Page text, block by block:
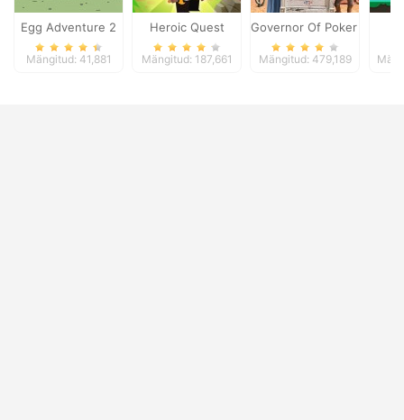
Egg Adventure 2
Mängitud: 41,881
Heroic Quest
Mängitud: 187,661
Governor Of Poker 2
Mängitud: 479,189